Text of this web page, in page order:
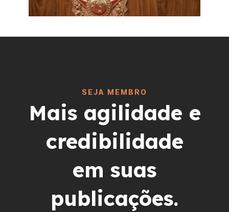
SEJA MEMBRO
Mais agilidade e
credibilidade
em suas
publicações.